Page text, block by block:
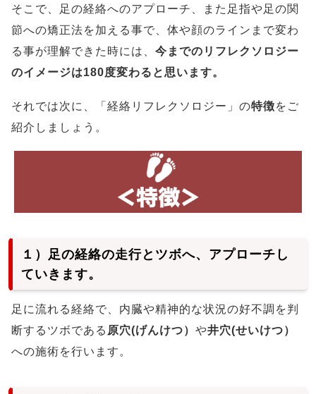
そこで、足の経絡へのアプローチ、また足指や足の関
節への矯正法を加える事で、体や顔のラインまで変わ
る事が理解できた時には、 今までのリフレクソロジー
のイメージは180度変わると思います。
それでは次に、「経絡リフレクソロジー」の特徴をご
紹介しましょう。
１）足の経絡の走行とツボへ、アプローチし
ていきます。
足に流れる経絡で、内臓や精神的な状況の好不調を判
断するツボである 原穴(げんけつ） や井穴(せいけつ）
への施術を行います。